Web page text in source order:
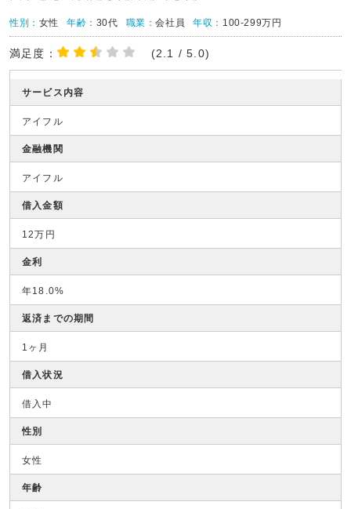
性別： 女性 年齢： 30代 職業：会社員 年収： 100-299万円
満足度： (2.1 / 5.0)
サービス内容
アイフル
金融機関
アイフル
借入金額
12万円
金利
年18.0%
返済までの期間
1ヶ月
借入状況
借入中
性別
女性
年齢